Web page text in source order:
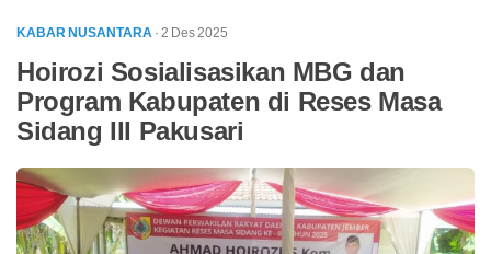
KABAR NUSANTARA · 2 Des 2025
Hoirozi Sosialisasikan MBG dan
Program Kabupaten di Reses Masa
Sidang III Pakusari